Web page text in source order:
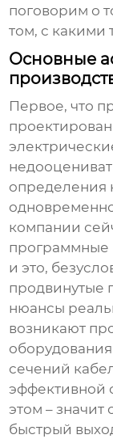
поговорим о
том, с какими
Основные
Первое, что
определения
компании
программные
и это,
продвинутые
нюансы
возникают
сечений
эффективной
этом – значит
быстрый